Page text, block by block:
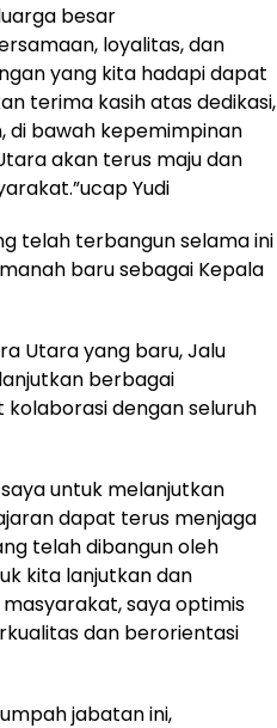
besar
loyalitas, dan
yang kita hadapi dapat
terima kasih atas dedikasi,
di bawah kepemimpinan
akan terus maju dan
Yudi
telah terbangun selama ini
baru sebagai Kepala
Utara yang baru, Jalu
berbagai
dengan seluruh
untuk melanjutkan
dapat terus menjaga
telah dibangun oleh
kita lanjutkan dan
saya optimis
dan berorientasi
jabatan ini,